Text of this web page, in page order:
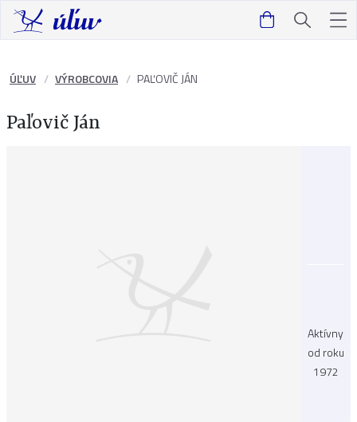
ÚĽUV VÝROBCOVIA PAĽOVIČ JÁN
Paľovič Ján
Aktívny
od roku
1972